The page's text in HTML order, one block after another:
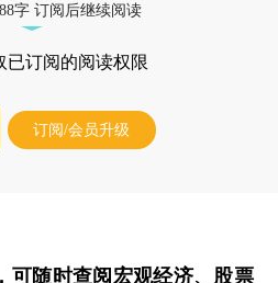
字 订阅后继续阅读
已订阅的阅读权限
订阅/会员升级
，可随时查阅宏观经济、股票